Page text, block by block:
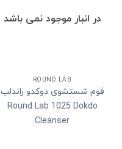
در انبار موجود نمی باشد
ROUND LAB
فوم شستشوی دوکدو راندلب
Round Lab 1025 Dokdo
Cleanser